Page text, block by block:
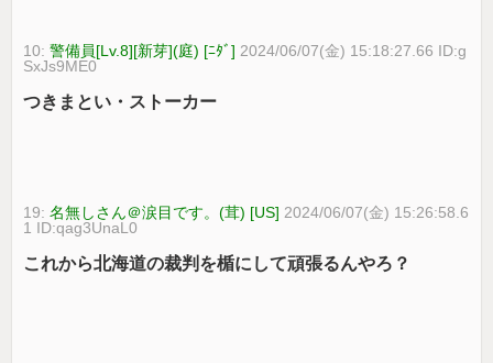
10:警備員[Lv.8][新芽](庭) [ﾆﾀﾞ] 2024/06/07(金) 15:18:27.66 ID:g
SxJs9ME0
つきまとい・ストーカー
19:名無しさん＠涙目です。(茸) [US] 2024/06/07(金) 15:26:58.6
1 ID:qag3UnaL0
これから北海道の裁判を楯にして頑張るんやろ？